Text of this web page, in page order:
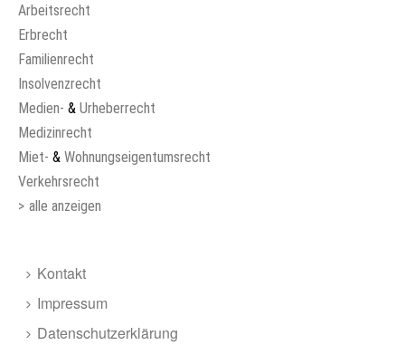
Arbeitsrecht
Erbrecht
Familienrecht
Insolvenzrecht
Medien- & Urheberrecht
Medizinrecht
Miet- & Wohnungseigentumsrecht
Verkehrsrecht
> alle anzeigen
Kontakt
Impressum
Datenschutzerklärung